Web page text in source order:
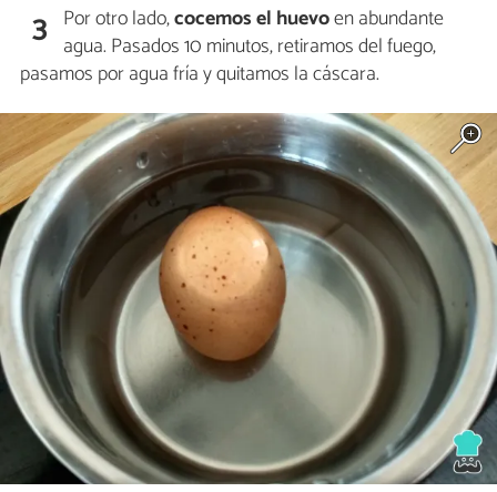
3 Por otro lado,cocemos el huevoen abundante
agua. Pasados 10 minutos, retiramos del fuego,
pasamos por agua fría y quitamos la cáscara.